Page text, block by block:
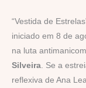
“Vestida de
iniciado em 8 de
na luta
Silveira. Se a
reflexiva de Ana